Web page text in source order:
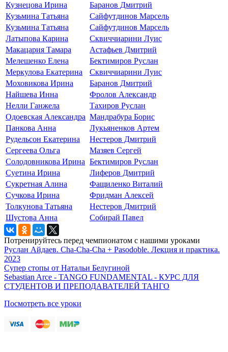
Кузнецова Ирина
Баранов Дмитрий
Кузьмина Татьяна
Сайфутдинов Марсель
Кузьмина Татьяна
Сайфутдинов Марсель
Латыпова Карина
Сквиччиарини Луис
Макацария Тамара
Астафьев Дмитрий
Мелешенко Елена
Бектимиров Руслан
Меркулова Екатерина
Сквиччиарини Луис
Моховикова Ирина
Баранов Дмитрий
Найшева Инна
Фролов Александр
Нелли Ганжела
Тахиров Руслан
Одоевская Александра Мандрабура Борис
Панкова Анна
Лукьяненков Артем
Рудельсон Екатерина
Нестеров Дмитрий
Сергеева Ольга
Мазяев Сергей
Солодовникова Ирина Бектимиров Руслан
Суетина Ирина
Лиферов Дмитрий
Сукретная Алина
Фащиленко Виталий
Сучкова Ирина
Фридман Алексей
Толкунова Татьяна
Нестеров Дмитрий
Шустова Анна
Собирай Павел
Потренируйтесь перед чемпионатом с нашими уроками
Руслан Айдаев. Cha-Cha-Cha + Pasodoble. Лекция и практика.
2023
Супер стопы от Натальи Белугиной
Sebastian Arce - TANGO FUNDAMENTAL - КУРС ДЛЯ
СТУДЕНТОВ И ПРЕПОДАВАТЕЛЕЙ ТАНГО
Посмотреть все уроки